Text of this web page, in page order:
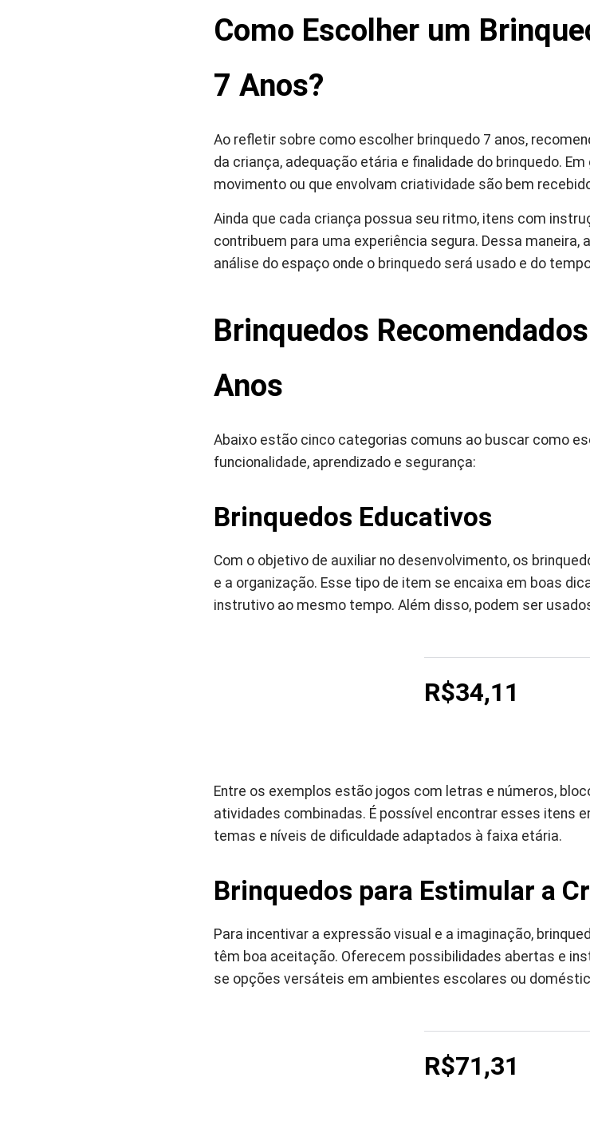
Como Escolher um
7 Anos?
Ao refletir sobre como escolher brinquedo 7 anos,
da criança, adequação etária e finalidade do brinquedo.
movimento ou que envolvam criatividade são bem
Ainda que cada criança possua seu ritmo, itens com
contribuem para uma experiência segura. Dessa maneira,
análise do espaço onde o brinquedo será usado e do
Brinquedos
Anos
Abaixo estão cinco categorias comuns ao buscar como
funcionalidade, aprendizado e segurança:
Brinquedos Educativos
Com o objetivo de auxiliar no desenvolvimento, os
e a organização. Esse tipo de item se encaixa em boas
instrutivo ao mesmo tempo. Além disso, podem ser
R$34,11
Entre os exemplos estão jogos com letras e números,
atividades combinadas. É possível encontrar esses itens
temas e níveis de dificuldade adaptados à faixa etária.
Brinquedos para Estimular a
Para incentivar a expressão visual e a imaginação,
têm boa aceitação. Oferecem possibilidades abertas e
se opções versáteis em ambientes escolares ou
R$71,31